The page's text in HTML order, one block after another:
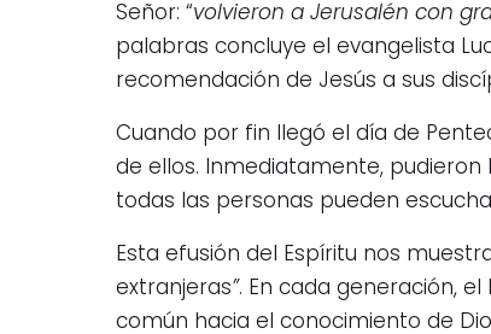
Señor: “volvieron a Jerusalén con
palabras concluye el evangelista
recomendación de Jesús a sus
Cuando por fin llegó el día de
de ellos. Inmediatamente,
todas las personas pueden
Esta efusión del Espíritu nos
extranjeras”. En cada generación,
común hacia el conocimiento de